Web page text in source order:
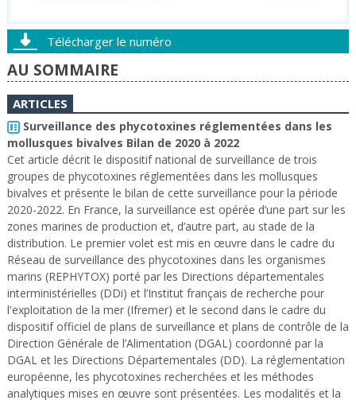
Télécharger le numéro
AU SOMMAIRE
ARTICLES
Surveillance des phycotoxines réglementées dans les
mollusques bivalves Bilan de 2020 à 2022
Cet article décrit le dispositif national de surveillance de trois
groupes de phycotoxines réglementées dans les mollusques
bivalves et présente le bilan de cette surveillance pour la période
2020-2022. En France, la surveillance est opérée d’une part sur les
zones marines de production et, d’autre part, au stade de la
distribution. Le premier volet est mis en œuvre dans le cadre du
Réseau de surveillance des phycotoxines dans les organismes
marins (REPHYTOX) porté par les Directions départementales
interministérielles (DDi) et l’Institut français de recherche pour
l'exploitation de la mer (Ifremer) et le second dans le cadre du
dispositif officiel de plans de surveillance et plans de contrôle de la
Direction Générale de l’Alimentation (DGAL) coordonné par la
DGAL et les Directions Départementales (DD). La réglementation
européenne, les phycotoxines recherchées et les méthodes
analytiques mises en œuvre sont présentées. Les modalités et la